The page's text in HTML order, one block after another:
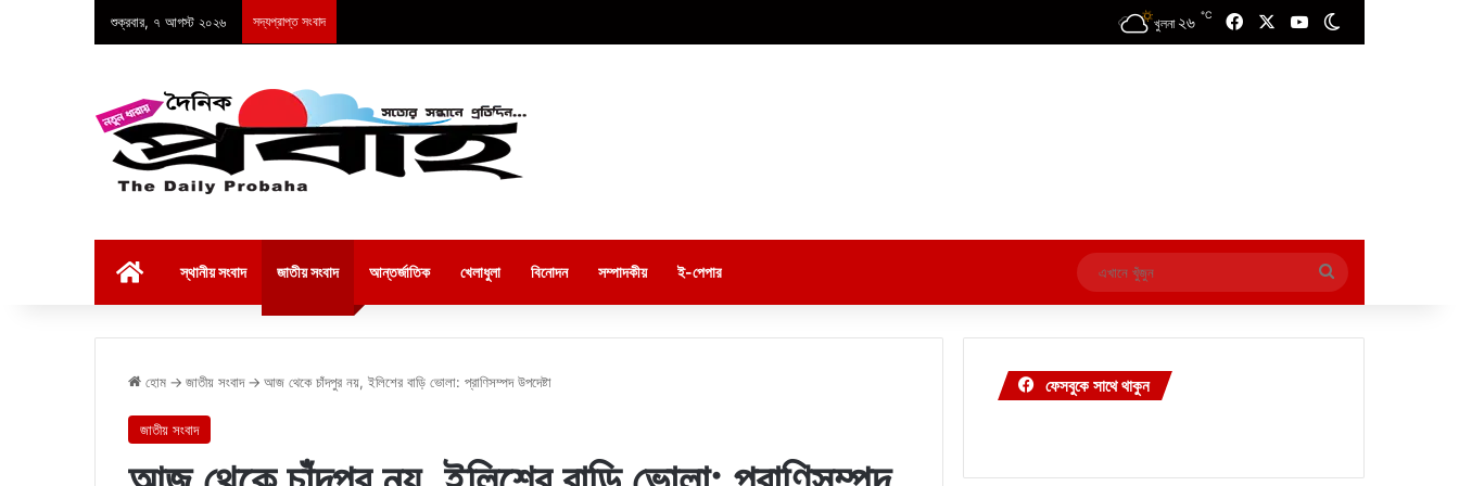
শুক্রবার, ৭ আগস্ট ২০২৬ সদ্যপ্রাপ্ত সংবাদ খুলনা ২৬ ℃ FacebookYouTube
স্থানীয় সংবাদ জাতীয় সংবাদ আন্তর্জাতিক খেলাধুলা বিনোদন সম্পাদকীয় ই-পেপার
এখানে
খুঁজুন
হোম → জাতীয় সংবাদ → আজ থেকে চাঁদপুর নয়, ইলিশের বাড়ি ভোলা: প্রাণিসম্পদ উপদেষ্টা
জাতীয় সংবাদ
ফেসবুকে সাথে থাকুন